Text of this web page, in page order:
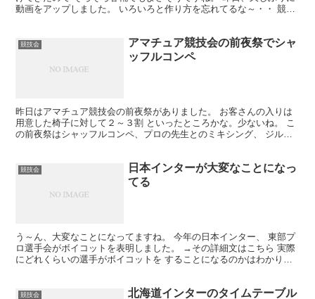
動画をアップしました。 いろいろと作り方を忘れてるな～・・ 競技
競技会
アマチュア競技会の前夜祭でシャ
ッフルコンペ
昨日はアマチュア競技会の前夜祭がありました。 お客さんの入りは
用意した椅子に対して２～３割 といったところかな。少ないね。 こ
の前夜祭はシャッフルコンペ、プロの先生とのミキシング、 ジルバ
競技会
日本インターが大変なことになっ
てる
う～ん、大変なことになってますね。 今年の日本インター、 東部プ
ロ選手会がボイコットを表明しました。 →その詳細文はこちら 実際
にどれくらいの選手がボイコットを することになるのかはわかりま
競技会
北海道インターのタイムテーブル